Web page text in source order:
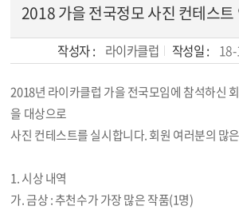
2018 가을 전국정모 사진 컨테스
작성자 : 라이카클럽 작성일 :
본문
2018년 라이카클럽 가을 전국모임에 참석하신
을 대상으로
사진 컨테스트를 실시합니다. 회원 여러분의 많
1. 시상 내역
가. 금상 : 추천수가 가장 많은 작품(1명)